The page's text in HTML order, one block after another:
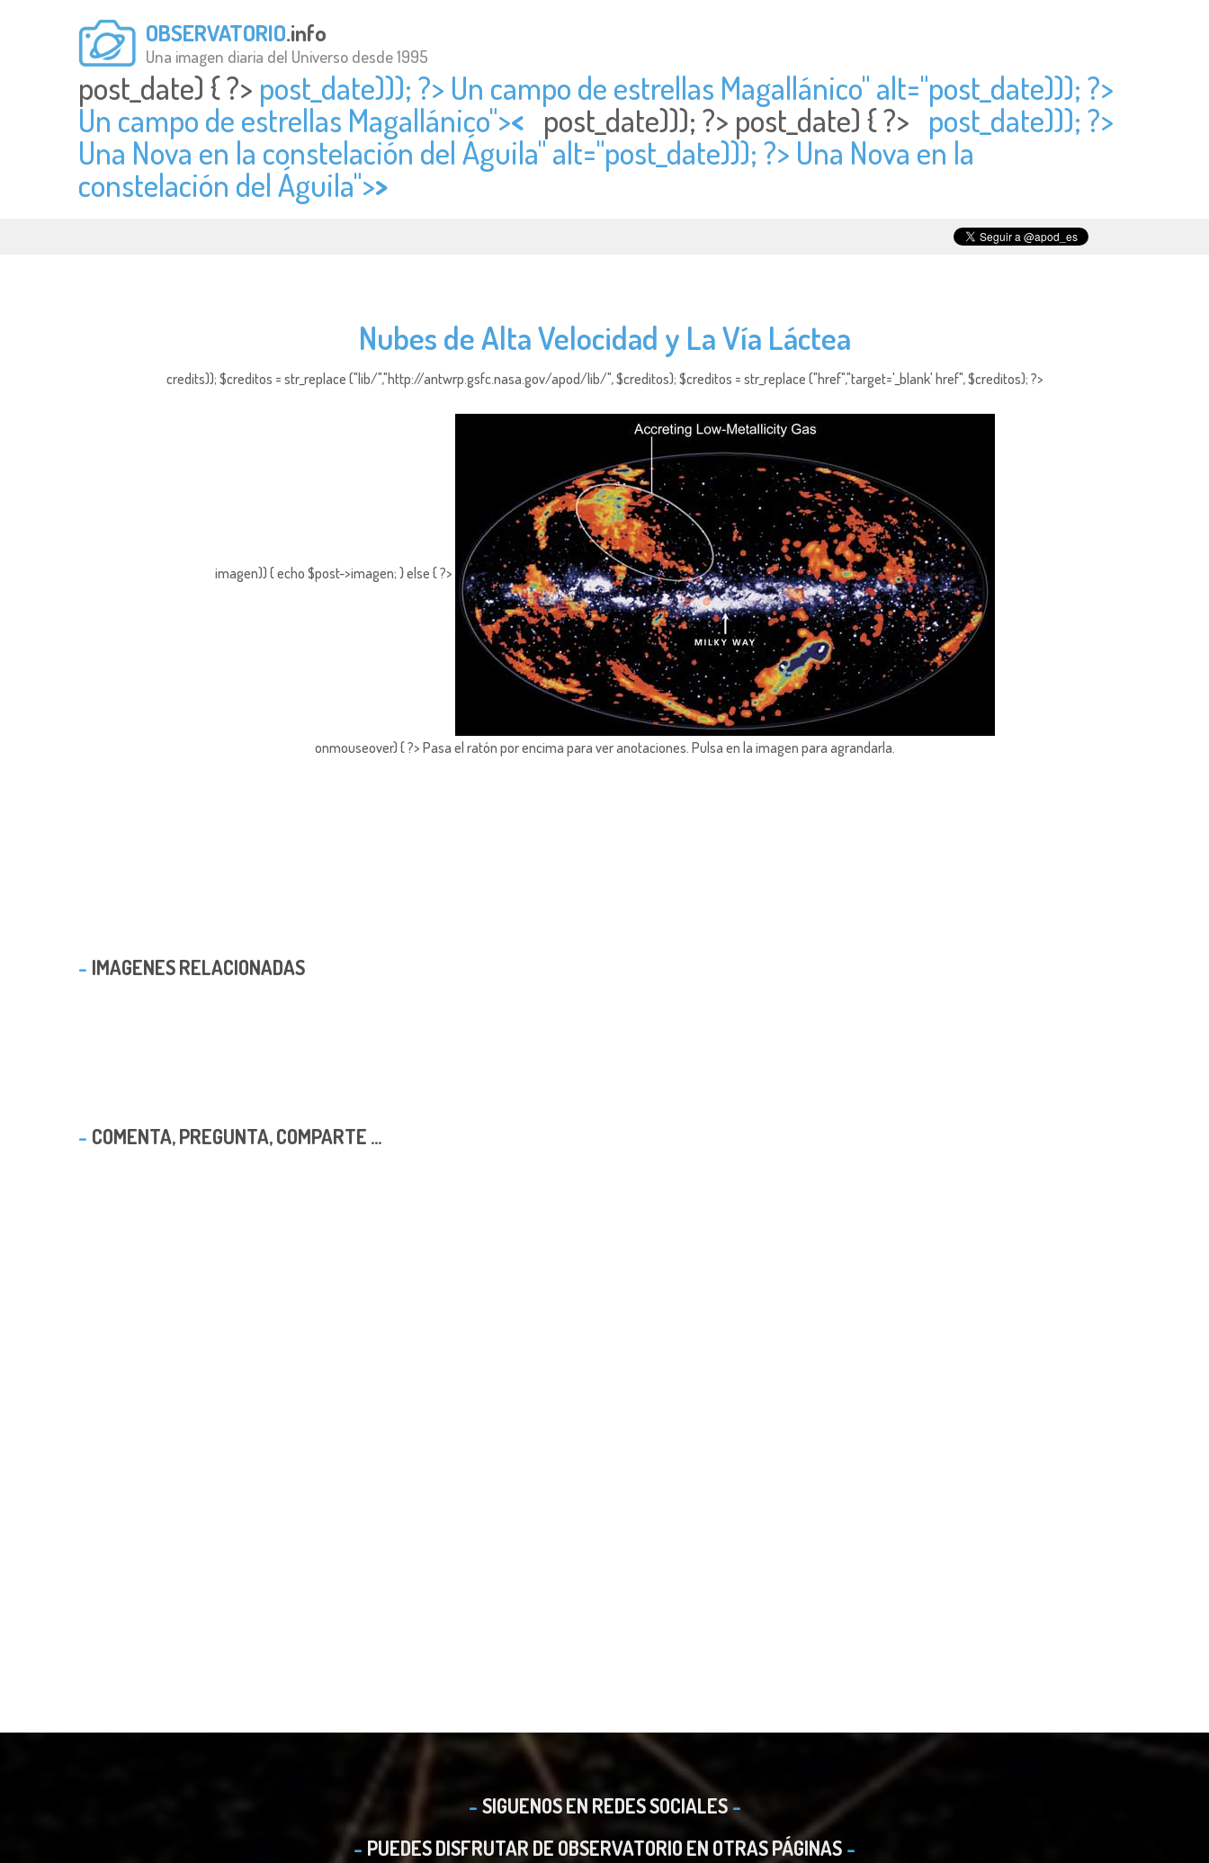
OBSERVATORIO.info
Una imagen diaria del Universo desde 1995
post_date) { ?> post_date))); ?> Un campo de estrellas Magallánico" alt="post_date))); ?>
Un campo de estrellas Magallánico">< post_date))); ?> post_date) { ?> post_date))); ?>
Una Nova en la constelación del Águila" alt="post_date))); ?> Una Nova en la
constelación del Águila">>
Nubes de Alta Velocidad y La Vía Láctea
credits)); $creditos = str_replace ("lib/","http://antwrp.gsfc.nasa.gov/apod/lib/", $creditos); $creditos = str_replace ("href","target='_blank' href", $creditos); ?>
imagen)) { echo $post->imagen; } else { ?>
onmouseover) { ?> Pasa el ratón por encima para ver anotaciones. Pulsa en la imagen para agrandarla.
IMAGENES RELACIONADAS
COMENTA, PREGUNTA, COMPARTE ...
SIGUENOS EN REDES SOCIALES
PUEDES DISFRUTAR DE OBSERVATORIO EN OTRAS PÁGINAS